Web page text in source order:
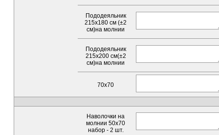
Пододеяльник
215х180 см (±2
см)на молнии
Пододеяльник
215х200 см(±2
см)на молнии
70x70
Наволочки на
молнии 50х70
набор - 2 шт.